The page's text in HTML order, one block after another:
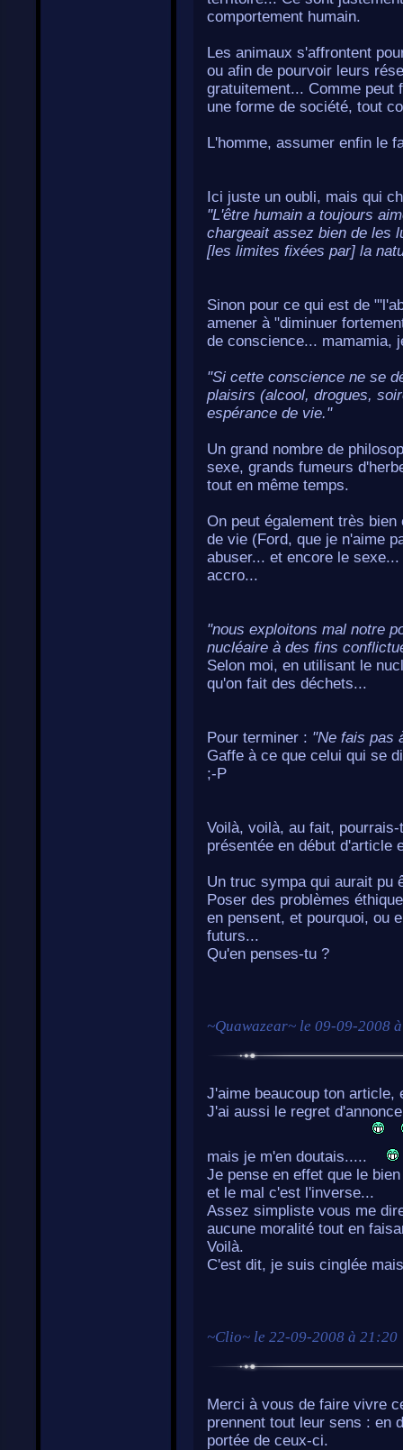
comportement humain.
Les animaux s'affrontent
ou afin de pourvoir leurs
gratuitement... Comme peut
une forme de société, tout
L'homme, assumer enfin le
Ici juste un oubli, mais qui
"L'être humain a toujours
chargeait assez bien de les
[les limites fixées par] la
Sinon pour ce qui est de
amener à "diminuer
de conscience... mamamia,
"Si cette conscience ne se
plaisirs (alcool, drogues,
espérance de vie."
Un grand nombre de
sexe, grands fumeurs
tout en même temps.
On peut également très
de vie (Ford, que je n'aime
abuser... et encore le
accro...
"nous exploitons mal notre
nucléaire à des fins
Selon moi, en utilisant le
qu'on fait des déchets...
Pour terminer : "Ne fais pas
Gaffe à ce que celui qui se
;-P
Voilà, voilà, au fait,
présentée en début d'article
Un truc sympa qui aurait pu
Poser des problèmes
en pensent, et pourquoi, ou
futurs...
Qu'en penses-tu ?
~Quawazear~ le 09-09-2008
J'aime beaucoup ton article,
J'ai aussi le regret
mais je m'en doutais.....
Je pense en effet que le
et le mal c'est l'inverse...
Assez simpliste vous me
aucune moralité tout en
Voilà.
C'est dit, je suis cinglée
~Clio~ le 22-09-2008 à 21:20
Merci à vous de faire vivre
prennent tout leur sens : en
portée de ceux-ci.